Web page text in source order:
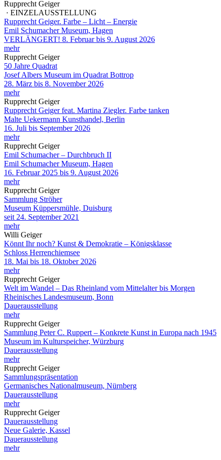
Rupprecht Geiger
· EINZELAUSSTELLUNG
Rupprecht Geiger. Farbe – Licht – Energie
Emil Schumacher Museum, Hagen
VERLÄNGERT! 8. Februar bis 9. August 2026
mehr
Rupprecht Geiger
50 Jahre Quadrat
Josef Albers Museum im Quadrat Bottrop
28. März bis 8. November 2026
mehr
Rupprecht Geiger
Rupprecht Geiger feat. Martina Ziegler. Farbe tanken
Malte Uekermann Kunsthandel, Berlin
16. Juli bis September 2026
mehr
Rupprecht Geiger
Emil Schumacher – Durchbruch II
Emil Schumacher Museum, Hagen
16. Februar 2025 bis 9. August 2026
mehr
Rupprecht Geiger
Sammlung Ströher
Museum Küppersmühle, Duisburg
seit 24. September 2021
mehr
Willi Geiger
Könnt Ihr noch? Kunst & Demokratie – Königsklasse
Schloss Herrenchiemsee
18. Mai bis 18. Oktober 2026
mehr
Rupprecht Geiger
Welt im Wandel – Das Rheinland vom Mittelalter bis Morgen
Rheinisches Landesmuseum, Bonn
Dauerausstellung
mehr
Rupprecht Geiger
Sammlung Peter C. Ruppert – Konkrete Kunst in Europa nach 1945
Museum im Kulturspeicher, Würzburg
Dauerausstellung
mehr
Rupprecht Geiger
Sammlungspräsentation
Germanisches Nationalmuseum, Nürnberg
Dauerausstellung
mehr
Rupprecht Geiger
Dauerausstellung
Neue Galerie, Kassel
Dauerausstellung
mehr